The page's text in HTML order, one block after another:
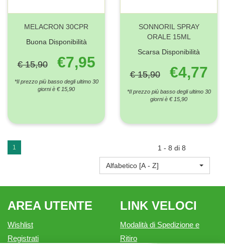
MELACRON 30CPR
Buona Disponibilità
€ 15,90 €7,95
*Il prezzo più basso degli ultimo 30
giorni è € 15,90
SONNORIL SPRAY
ORALE 15ML
Scarsa Disponibilità
€ 15,90 €4,77
*Il prezzo più basso degli ultimo 30
giorni è € 15,90
1 1 - 8 di 8
Alfabetico [A - Z]
AREA UTENTE
Wishlist
Registrati
LINK VELOCI
Modalità di Spedizione e
Ritiro